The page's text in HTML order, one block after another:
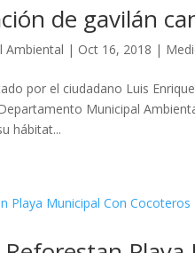
de gavilán
Ambiental | Oct 16, 2018 |
por el ciudadano Luis
Municipal
hábitat...